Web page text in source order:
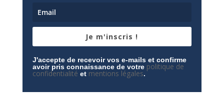
Je m'inscris !
J'accepte de recevoir vos e-mails et confirme
avoir pris connaissance de votre politique de
confidentialité et mentions légales.